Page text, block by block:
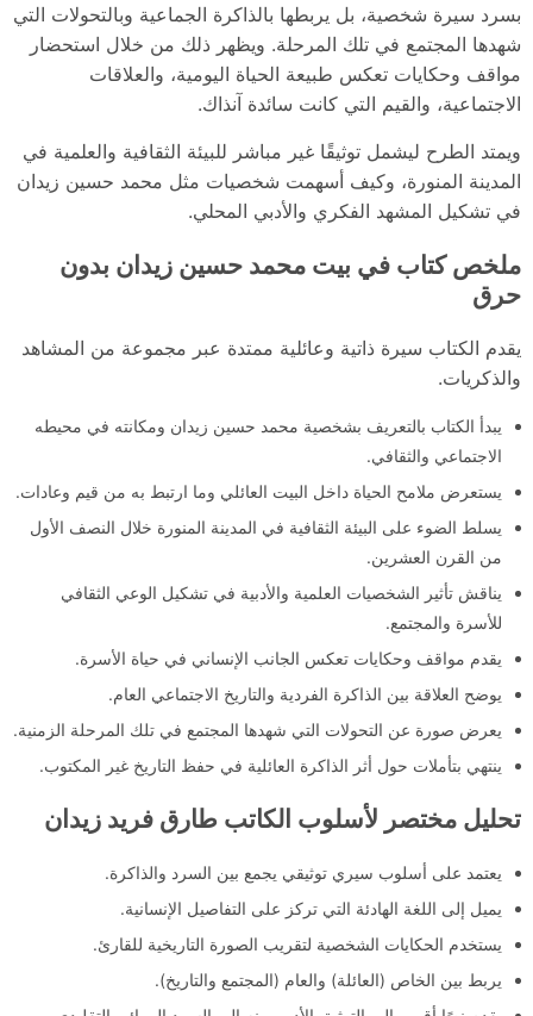
بسرد سيرة شخصية، بل يربطها بالذاكرة الجماعية وبالتحولات التي
شهدها المجتمع في تلك المرحلة. ويظهر ذلك من خلال استحضار
مواقف وحكايات تعكس طبيعة الحياة اليومية، والعلاقات
الاجتماعية، والقيم التي كانت سائدة آنذاك.
ويمتد الطرح ليشمل توثيقًا غير مباشر للبيئة الثقافية والعلمية في
المدينة المنورة، وكيف أسهمت شخصيات مثل محمد حسين زيدان
في تشكيل المشهد الفكري والأدبي المحلي.
ملخص كتاب في بيت محمد حسين زيدان بدون
حرق
يقدم الكتاب سيرة ذاتية وعائلية ممتدة عبر مجموعة من المشاهد
والذكريات.
يبدأ الكتاب بالتعريف بشخصية محمد حسين زيدان ومكانته في محيطه
الاجتماعي والثقافي.
يستعرض ملامح الحياة داخل البيت العائلي وما ارتبط به من قيم وعادات.
يسلط الضوء على البيئة الثقافية في المدينة المنورة خلال النصف الأول
من القرن العشرين.
يناقش تأثير الشخصيات العلمية والأدبية في تشكيل الوعي الثقافي
للأسرة والمجتمع.
يقدم مواقف وحكايات تعكس الجانب الإنساني في حياة الأسرة.
يوضح العلاقة بين الذاكرة الفردية والتاريخ الاجتماعي العام.
يعرض صورة عن التحولات التي شهدها المجتمع في تلك المرحلة الزمنية.
ينتهي بتأملات حول أثر الذاكرة العائلية في حفظ التاريخ غير المكتوب.
تحليل مختصر لأسلوب الكاتب طارق فريد زيدان
يعتمد على أسلوب سيري توثيقي يجمع بين السرد والذاكرة.
يميل إلى اللغة الهادئة التي تركز على التفاصيل الإنسانية.
يستخدم الحكايات الشخصية لتقريب الصورة التاريخية للقارئ.
يربط بين الخاص (العائلة) والعام (المجتمع والتاريخ).